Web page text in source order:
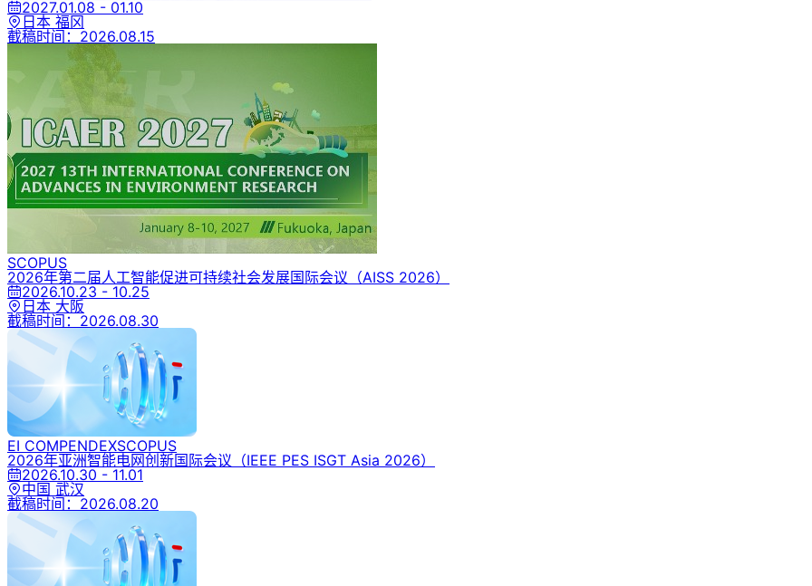
2027.01.08 - 01.10
日本 福冈
截稿时间： 2026.08.15
SCOPUS
2026年第二届人工智能促进可持续社会发展国际会议 （AISS 2026）
2026.10.23 - 10.25
日本 大阪
截稿时间： 2026.08.30
EI COMPENDEXSCOPUS
2026年亚洲智能电网创新国际会议 （IEEE PES ISGT Asia 2026）
2026.10.30 - 11.01
中国 武汉
截稿时间： 2026.08.20